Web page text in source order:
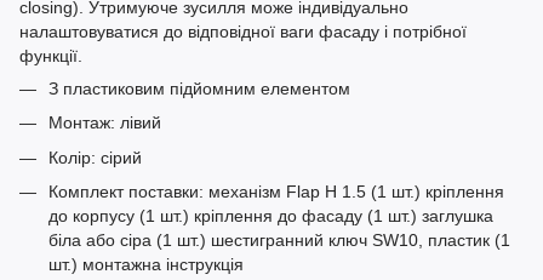
closing). Утримуюче зусилля може індивідуально
налаштовуватися до відповідної ваги фасаду і потрібної
функції.
З пластиковим підйомним елементом
Монтаж: лівий
Колір: сірий
Комплект поставки: механізм Flap H 1.5 (1 шт.) кріплення
до корпусу (1 шт.) кріплення до фасаду (1 шт.) заглушка
біла або сіра (1 шт.) шестигранний ключ SW10, пластик (1
шт.) монтажна інструкція